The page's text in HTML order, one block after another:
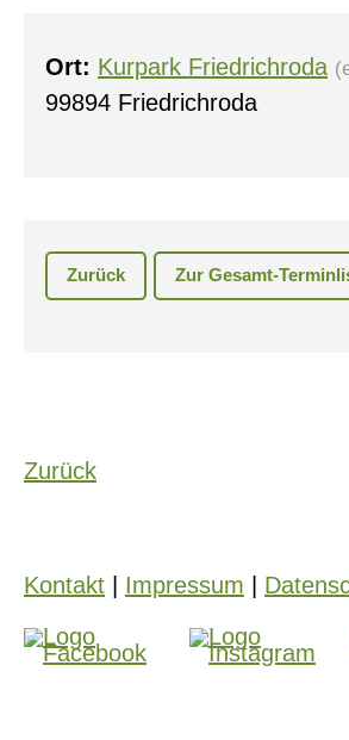
Ort: Kurpark Friedrichroda
99894 Friedrichroda
Zurück Zur Gesamt-
Zurück
Kontakt Impressum